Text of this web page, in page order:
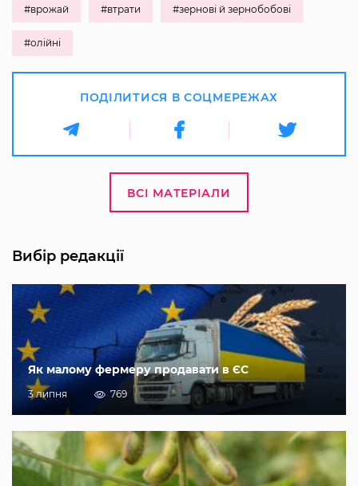
#врожай #втрати #зернові й зернобобові
#олійні
ПОДІЛИТИСЯ В СОЦМЕРЕЖАХ
ВСІ МАТЕРІАЛИ
Вибір редакції
Як малому фермеру продавати в ЄС
3 липня 769